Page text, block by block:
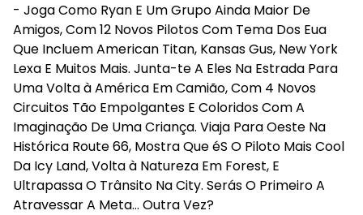
- Joga Como Ryan E Um Grupo Ainda Maior De
Amigos, Com 12 Novos Pilotos Com Tema Dos Eua
Que Incluem American Titan, Kansas Gus, New York
Lexa E Muitos Mais. Junta-te A Eles Na Estrada Para
Uma Volta à América Em Camião, Com 4 Novos
Circuitos Tão Empolgantes E Coloridos Com A
Imaginação De Uma Criança. Viaja Para Oeste Na
Histórica Route 66, Mostra Que éS O Piloto Mais Cool
Da Icy Land, Volta à Natureza Em Forest, E
Ultrapassa O Trânsito Na City. Serás O Primeiro A
Atravessar A Meta... Outra Vez?